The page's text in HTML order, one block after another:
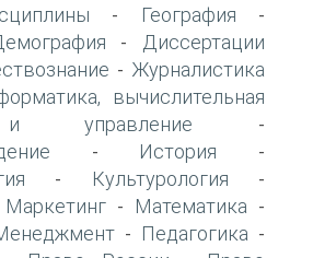
- География -
-
Диссертации
- Журналистика
вычислительная
управление -
- История -
- Культурология -
Маркетинг - Математика -
- Педагогика -